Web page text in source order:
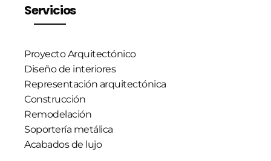
Servicios
Proyecto Arquitectónico
Diseño de interiores
Representación arquitectónica
Construcción
Remodelación
Soportería metálica
Acabados de lujo